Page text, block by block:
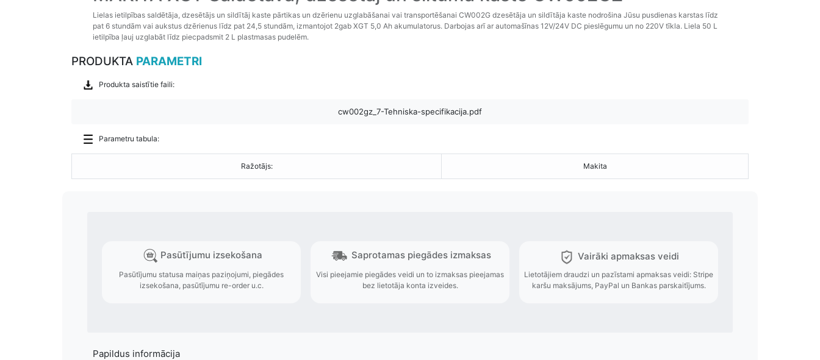
Lielas ietilpības saldētāja, dzesētājs un sildītāj kaste pārtikas un dzērienu uzglabāšanai vai transportēšanai CW002G dzesētāja un sildītāja kaste nodrošina Jūsu pusdienas karstas līdz
pat 6 stundām vai aukstus dzērienus līdz pat 24,5 stundām, izmantojot 2gab XGT 5,0 Ah akumulatorus. Darbojas arī ar automašīnas 12V/24V DC pieslēgumu un no 220V tīkla. Liela 50 L
ietilpība ļauj uzglabāt līdz piecpadsmit 2 L plastmasas pudelēm.
PRODUKTA PARAMETRI
Produkta saistītie faili:
cw002gz_7-Tehniska-specifikacija.pdf
Parametru tabula:
Ražotājs: Makita
Papildus informācija